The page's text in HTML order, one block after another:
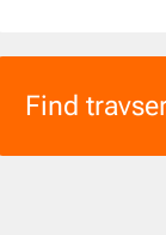
Find